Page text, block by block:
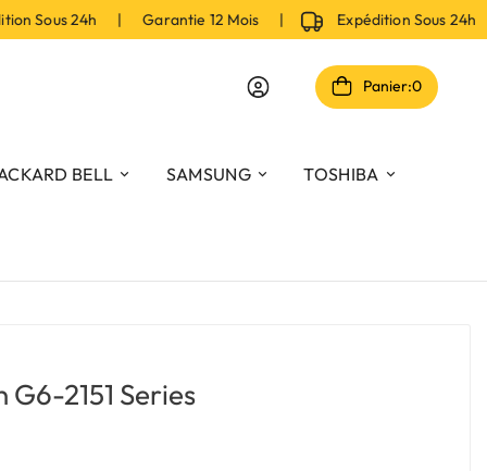
Sous 24h | Garantie 12 Mois | Expédition Sous 24h
Panier:0
BELL SAMSUNG TOSHIBA
2151 Series